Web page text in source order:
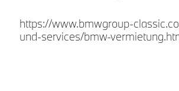
https://www.bmwgroup-
und-services/bmw-